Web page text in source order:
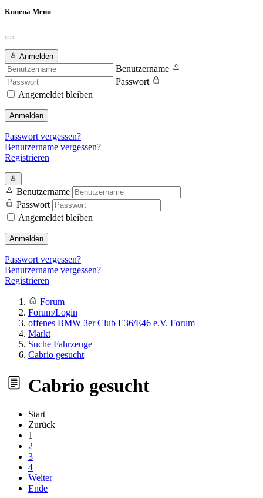
Kunena Menu
Anmelden
Benutzername
Passwort
Angemeldet bleiben
Anmelden
Passwort vergessen?
Benutzername vergessen?
Registrieren
Benutzername
Passwort
Angemeldet bleiben
Anmelden
Passwort vergessen?
Benutzername vergessen?
Registrieren
Forum
Forum/Login
offenes BMW 3er Club E36/E46 e.V. Forum
Markt
Suche Fahrzeuge
Cabrio gesucht
Cabrio gesucht
Start
Zurück
1
2
3
4
Weiter
Ende